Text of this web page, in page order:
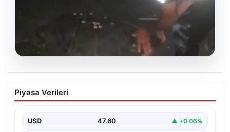
05.08.2026
Sahilde yönünü şaşıran caretta
carettayı vatandaşlar denize ulaştırdı
Piyasa Verileri
USD 47.60 ▲ +0.06%